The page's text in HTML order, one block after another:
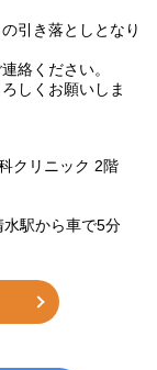
引き落としとなり
絡ください。
しくお願いしま
クリニック 2階
水駅から車で5分